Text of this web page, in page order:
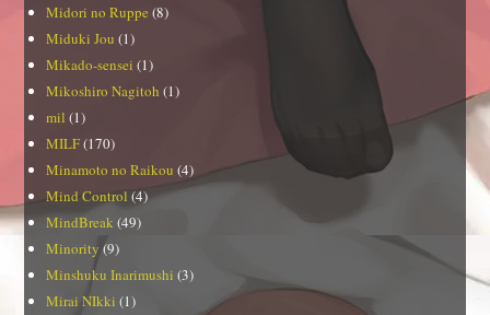
Midori no Ruppe (8)
Miduki Jou (1)
Mikado-sensei (1)
Mikoshiro Nagitoh (1)
mil (1)
MILF(170)
Minamoto no Raikou (4)
Mind Control (4)
MindBreak (49)
Minority (9)
Minshuku Inarimushi (3)
Mirai NIkki (1)